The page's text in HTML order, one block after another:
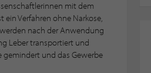
mit dem
Verfahren ohne Narkose,
nach der Anwendung
Leber transportiert und
und das Gewerbe